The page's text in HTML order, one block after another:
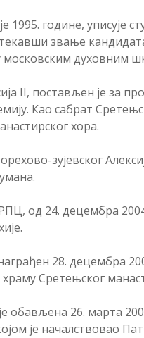
1995. године, уписује
звање
московским духовним
II, постављен је за
Као сабрат
хора.
зујевског
од 24. децембра
28. децембра
Сретењског
је обављена 26. марта
је началствовао